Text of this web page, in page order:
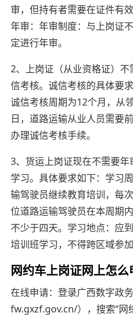
审，但持有者需要在证件有
年审：年审制度：与上岗证
定进行年审。
2、上岗证（从业资格证）
信考核。诚信考核的具体要
诚信考核周期为12个月，从
日，道路运输从业人员需要
办理诚信考核手续。
3、货运上岗证现在不需要
学习。具体要求如下：学习
输驾驶员继续教育培训，每
位道路运输驾驶员在本周期
不少于四天。学习地点：应
培训班学习，不得跨区域参加
网约车上岗证网上怎
在线申请：登录广西数字政
fw.gxzf.gov.cn/），搜索“网